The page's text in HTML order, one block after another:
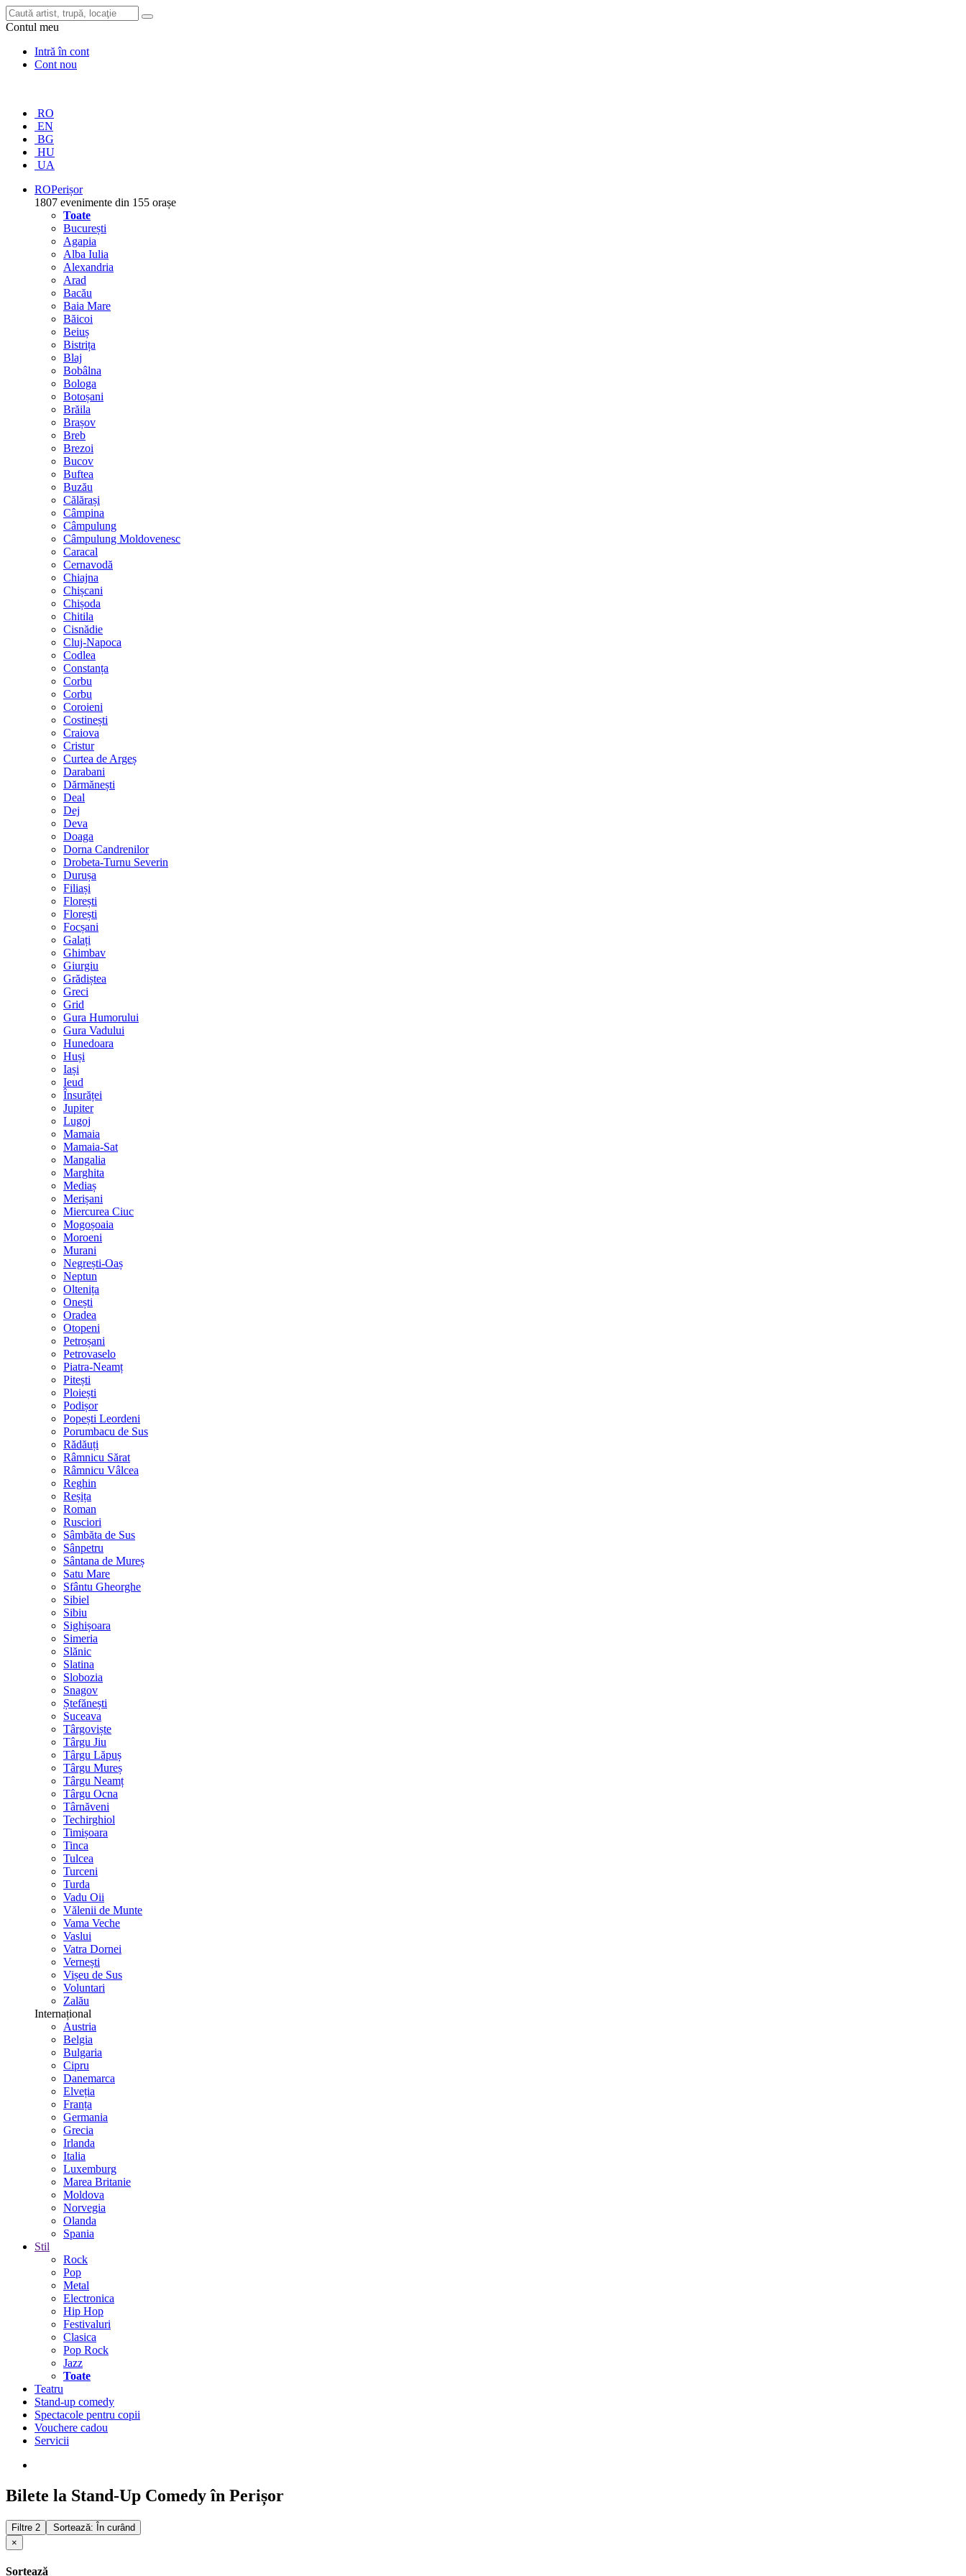
Contul meu
Intră în cont
Cont nou
RO
EN
BG
HU
UA
ROPerișor
1807 evenimente din 155 orașe
Toate
București
Agapia
Alba Iulia
Alexandria
Arad
Bacău
Baia Mare
Băicoi
Beiuș
Bistrița
Blaj
Bobâlna
Bologa
Botoșani
Brăila
Brașov
Breb
Brezoi
Bucov
Buftea
Buzău
Călărași
Câmpina
Câmpulung
Câmpulung Moldovenesc
Caracal
Cernavodă
Chiajna
Chișcani
Chișoda
Chitila
Cisnădie
Cluj-Napoca
Codlea
Constanța
Corbu
Corbu
Coroieni
Costinești
Craiova
Cristur
Curtea de Argeș
Darabani
Dărmănești
Deal
Dej
Deva
Doaga
Dorna Candrenilor
Drobeta-Turnu Severin
Durușa
Filiași
Florești
Florești
Focșani
Galați
Ghimbav
Giurgiu
Grădiștea
Greci
Grid
Gura Humorului
Gura Vadului
Hunedoara
Huși
Iași
Ieud
Însurăței
Jupiter
Lugoj
Mamaia
Mamaia-Sat
Mangalia
Marghita
Mediaș
Merișani
Miercurea Ciuc
Mogoșoaia
Moroeni
Murani
Negrești-Oaș
Neptun
Oltenița
Onești
Oradea
Otopeni
Petroșani
Petrovaselo
Piatra-Neamț
Pitești
Ploiești
Podișor
Popești Leordeni
Porumbacu de Sus
Rădăuți
Râmnicu Sărat
Râmnicu Vâlcea
Reghin
Reșița
Roman
Rusciori
Sâmbăta de Sus
Sânpetru
Sântana de Mureș
Satu Mare
Sfântu Gheorghe
Sibiel
Sibiu
Sighișoara
Simeria
Slănic
Slatina
Slobozia
Snagov
Ștefănești
Suceava
Târgoviște
Târgu Jiu
Târgu Lăpuș
Târgu Mureș
Târgu Neamț
Târgu Ocna
Târnăveni
Techirghiol
Timișoara
Tinca
Tulcea
Turceni
Turda
Vadu Oii
Vălenii de Munte
Vama Veche
Vaslui
Vatra Dornei
Vernești
Vișeu de Sus
Voluntari
Zalău
Internațional
Austria
Belgia
Bulgaria
Cipru
Danemarca
Elveția
Franța
Germania
Grecia
Irlanda
Italia
Luxemburg
Marea Britanie
Moldova
Norvegia
Olanda
Spania
Stil
Rock
Pop
Metal
Electronica
Hip Hop
Festivaluri
Clasica
Pop Rock
Jazz
Toate
Teatru
Stand-up comedy
Spectacole pentru copii
Vouchere cadou
Servicii
Bilete la Stand-Up Comedy în Perișor
Filtre 2
Sortează: În curând
×
Sortează